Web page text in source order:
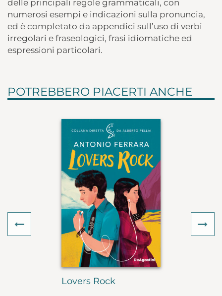
delle principali regole grammaticali, con
numerosi esempi e indicazioni sulla pronuncia,
ed è completato da appendici sull’uso di verbi
irregolari e fraseologici, frasi idiomatiche ed
espressioni particolari.
POTREBBERO PIACERTI ANCHE
Lovers Rock
Previous